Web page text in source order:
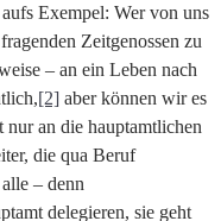
Exempel: Wer von uns
Zeitgenossen zu
– an ein Leben nach
[2] aber können wir es
nur an die hauptamtlichen
die qua Beruf
– denn
delegieren, sie geht